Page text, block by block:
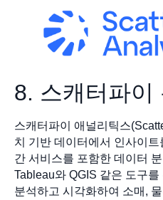
8. 스캐터파이
스캐터파이 애널리틱스
치 기반 데이터에서 인사이
간 서비스를 포함한 데이터
Tableau와 QGIS 같은 도구
분석하고 시각화하여 소매,